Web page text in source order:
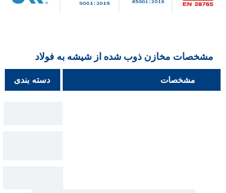
مشخصات مخازن ذوب شده از شیشه به فولاد
دسته بندی مشخصات